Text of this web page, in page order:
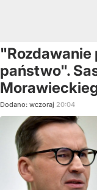
"Rozdawanie
państwo".
Dodano: wczoraj 20:04